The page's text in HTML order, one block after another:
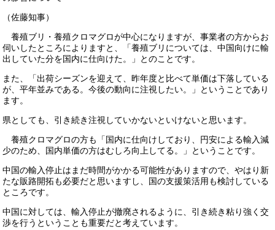
（佐藤知事）
養殖ブリ・養殖クロマグロが中心になりますが、事業者の方からお
伺いしたところによりますと、「養殖ブリについては、中国向けに輸
出していた分を国内に仕向けた。」とのことです。
また、「出荷シーズンを迎えて、昨年度と比べて単価は下落している
が、平年並みである。今後の動向に注視したい。」ということであり
ます。
県としても、引き続き注視していかないといけないと思います。
養殖クロマグロの方も「国内に仕向けしており、円安による輸入減
少のため、国内単価の方はむしろ向上してる。」ということです。
中国の輸入停止はまだ時間がかかる可能性がありますので、やはり新
たな販路開拓も必要だと思いますし、国の支援策活用も検討している
ところです。
中国に対しては、輸入停止が撤廃されるように、引き続き粘り強く交
渉を行うということも重要だと考えています。